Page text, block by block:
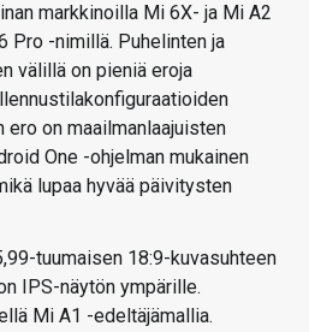
markkinoilla Mi 6X- ja Mi A2
Pro -nimillä. Puhelinten ja
välillä on pieniä eroja
on maailmanlaajuisten
One -ohjelman mukainen
lupaa hyvää päivitysten
tuumaisen 18:9-kuvasuhteen
IPS-näytön ympärille.
Mi A1 -edeltäjämallia.